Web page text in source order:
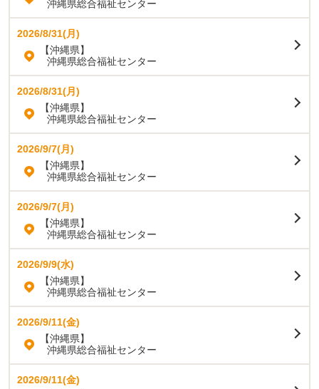
沖縄県総合福祉センター
2026/8/31(月)
【沖縄県】
沖縄県総合福祉センター
2026/8/31(月)
【沖縄県】
沖縄県総合福祉センター
2026/9/7(月)
【沖縄県】
沖縄県総合福祉センター
2026/9/7(月)
【沖縄県】
沖縄県総合福祉センター
2026/9/9(水)
【沖縄県】
沖縄県総合福祉センター
2026/9/11(金)
【沖縄県】
沖縄県総合福祉センター
2026/9/11(金)